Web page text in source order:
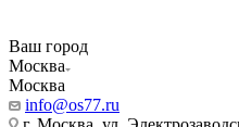
Ваш город
Москва
Москва
info@os77.ru